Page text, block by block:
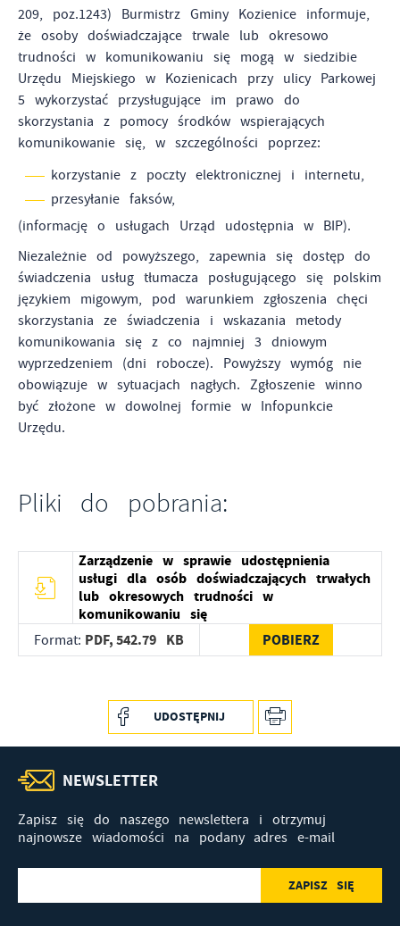
209, poz.1243) Burmistrz Gminy Kozienice informuje,
że osoby doświadczające trwale lub okresowo
trudności w komunikowaniu się mogą w siedzibie
Urzędu Miejskiego w Kozienicach przy ulicy Parkowej
5 wykorzystać przysługujące im prawo do
skorzystania z pomocy środków wspierających
komunikowanie się, w szczególności poprzez:
korzystanie z poczty elektronicznej i internetu,
przesyłanie faksów,
(informację o usługach Urząd udostępnia w BIP).
Niezależnie od powyższego, zapewnia się dostęp do
świadczenia usług tłumacza posługującego się polskim
językiem migowym, pod warunkiem zgłoszenia chęci
skorzystania ze świadczenia i wskazania metody
komunikowania się z co najmniej 3 dniowym
wyprzedzeniem (dni robocze). Powyższy wymóg nie
obowiązuje w sytuacjach nagłych. Zgłoszenie winno
być złożone w dowolnej formie w Infopunkcie
Urzędu.
Pliki do pobrania:
Zarządzenie w sprawie udostępnienia
usługi dla osób doświadczających trwałych
lub okresowych trudności w
komunikowaniu się
Format: PDF,542.79 KB POBIERZ
UDOSTĘPNIJ
NEWSLETTER
Zapisz się do naszego newslettera i otrzymuj
najnowsze wiadomości na podany adres e-mail
prezentowanych treści.
Dzięki tym plikom cookies możemy zapewnić Ci większy
komfort korzystania z funkcjonalności naszej strony poprzez
dopasowanie jej do Twoich indywidualnych preferencji.
Wyrażenie zgody na funkcjonalne i personalizacyjne pliki
cookies gwarantuje dostępność większej ilości funkcji na
stronie.
Analityczne
Analityczne pliki cookies pomagają nam rozwijać się i
dostosowywać do Twoich potrzeb.
Cookies analityczne pozwalają na uzyskanie informacji w
zakresie wykorzystywania witryny internetowej, miejsca oraz
częstotliwości, z jaką odwiedzane są nasze serwisy www.
Dane pozwalają nam na ocenę naszych serwisów
użytkowników. Zgromadzone informacje są przetwarzane w
formie zanonimizowanej. Wyrażenie zgody na analityczne
pliki cookies gwarantuje dostępność wszystkich
funkcjonalności.
Więcej
Reklamowe
Dzięki reklamowym plikom cookies prezentujemy Ci
najciekawsze informacje i aktualności na stronach naszych
partnerów.
Promocyjne pliki cookies służą do prezentowania Ci
naszych komunikatów na podstawie analizy Twoich
upodobań oraz Twoich zwyczajów dotyczących przeglądanej
witryny internetowej. Treści promocyjne mogą pojawić się
na stronach podmiotów trzecich lub firm będących naszymi
partnerami oraz innych dostawców usług. Firmy te działają
w charakterze pośredników prezentujących nasze treści w
Więcej